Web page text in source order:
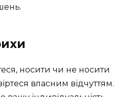
носити чи не носити
власним відчуттям.